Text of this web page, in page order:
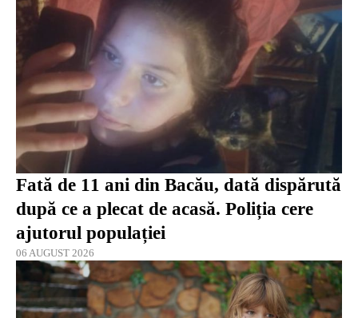
Fată de 11 ani din Bacău, dată dispărută
după ce a plecat de acasă. Poliția cere
ajutorul populației
06 AUGUST 2026